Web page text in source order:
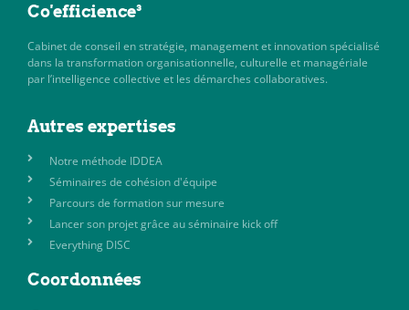
Co'efficience³
Cabinet de conseil en stratégie, management et innovation spécialisé
dans la transformation organisationnelle, culturelle et managériale
par l’intelligence collective et les démarches collaboratives.
Autres expertises
Notre méthode IDDEA
Séminaires de cohésion d'équipe
Parcours de formation sur mesure
Lancer son projet grâce au séminaire kick off
Everything DISC
Coordonnées